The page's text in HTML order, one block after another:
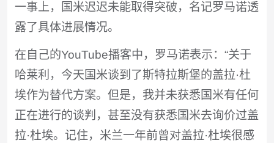
一事上，国米迟迟未能取得突破，名记罗马诺透
露了具体进展情况。
在自己的YouTube播客中，罗马诺表示：“关于
哈莱利，今天国米谈到了斯特拉斯堡的盖拉·杜
埃作为替代方案。但是，我并未获悉国米有任何
正在进行的谈判，甚至没有获悉国米去询价过盖
拉·杜埃。记住，米兰一年前曾对盖拉·杜埃很感